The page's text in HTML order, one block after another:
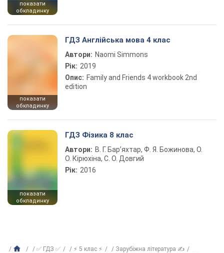
показати
обкладинку
показати
обкладинку
ГДЗ Англійська мова 4 клас
Автори: Naomi Simmons
Рік: 2019
Опис: Family and Friends 4 workbook 2nd
edition
показати
обкладинку
ГДЗ Фізика 8 клас
Автори: В. Г. Бар’яхтар, Ф. Я. Божинова, О.
О. Кірюхіна, С. О. Довгий
Рік: 2016
✅ ГДЗ ✅ ⚡ 5 клас ⚡
Зарубіжна література ✍